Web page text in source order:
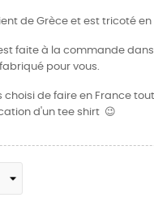
de Grèce et est tricoté en
faite à la commande
pour vous.
choisi de faire en France
d'un tee shirt 😉